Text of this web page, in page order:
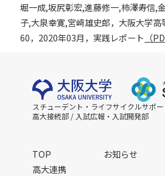
堀一成,坂尻彰宏,進藤修一,柿澤寿信,
子,大泉幸寛,宮﨑雄史郎，大阪大学
60，2020年03月，実践レポート （
スチューデント・ライフサイクルサポ
高大接続部 / 入試広報・入試開発部
TOP お知らせ
高大連携